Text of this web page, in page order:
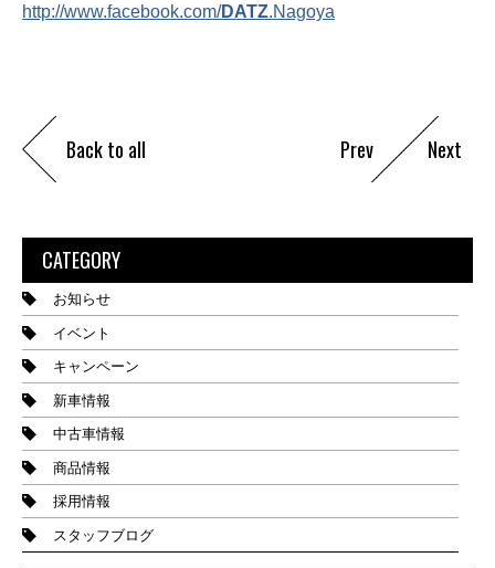
http://www.facebook.com/DATZ.Nagoya
Back to all Prev Next
CATEGORY
お知らせ
イベント
キャンペーン
新車情報
中古車情報
商品情報
採用情報
スタッフブログ